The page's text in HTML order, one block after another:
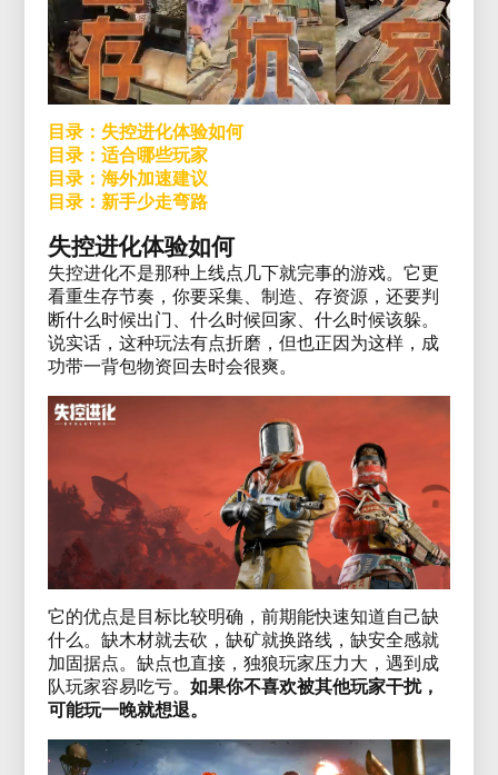
目录：失控进化体验如何
目录：适合哪些玩家
目录：海外加速建议
目录：新手少走弯路
失控进化体验如何
失控进化不是那种上线点几下就完事的游戏。它更
看重生存节奏，你要采集、制造、存资源，还要判
断什么时候出门、什么时候回家、什么时候该躲。
说实话，这种玩法有点折磨，但也正因为这样，成
功带一背包物资回去时会很爽。
它的优点是目标比较明确，前期能快速知道自己缺
什么。缺木材就去砍，缺矿就换路线，缺安全感就
加固据点。缺点也直接，独狼玩家压力大，遇到成
队玩家容易吃亏。 如果你不喜欢被其他玩家干扰，
可能玩一晚就想退。